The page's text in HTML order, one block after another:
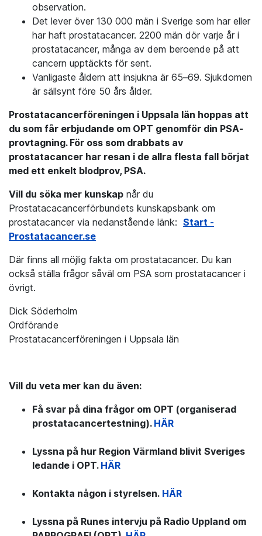
observation.
Det lever över 130 000 män i Sverige som har eller
har haft prostatacancer. 2200 män dör varje år i
prostatacancer, många av dem beroende på att
cancern upptäckts för sent.
Vanligaste åldern att insjukna är 65–69. Sjukdomen
är sällsynt före 50 års ålder.
Prostatacancerföreningen i Uppsala län hoppas att
du som får erbjudande om OPT genomför din PSA-
provtagning. För oss som drabbats av
prostatacancer har resan i de allra flesta fall börjat
med ett enkelt blodprov, PSA.
Vill du söka mer kunskap når du
Prostatacacancerförbundets kunskapsbank om
prostatacancer via nedanstående länk: Start -
Prostatacancer.se
Där finns all möjlig fakta om prostatacancer. Du kan
också ställa frågor såväl om PSA som prostatacancer i
övrigt.
Dick Söderholm
Ordförande
Prostatacancerföreningen i Uppsala län
Vill du veta mer kan du även:
Få svar på dina frågor om OPT (organiserad
prostatacancertestning). HÄR
Lyssna på hur Region Värmland blivit Sveriges
ledande i OPT. HÄR
Kontakta någon i styrelsen. HÄR
Lyssna på Runes intervju på Radio Uppland om